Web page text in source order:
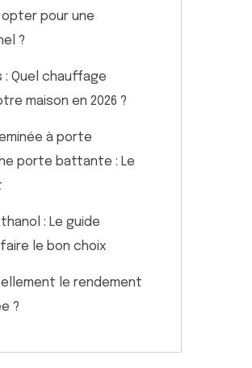
opter pour une
?
: Quel chauffage
maison en 2026 ?
à porte
porte battante : Le
: Le guide
le bon choix
le rendement
?